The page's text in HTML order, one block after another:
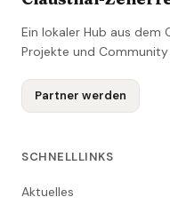
Ein lokaler Hub aus dem
Projekte und
Partner werden
SCHNELLLINKS
Aktuelles